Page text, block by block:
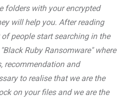
folders with your encrypted
will help you. After reading
people start searching in the
Ruby Ransomware" where
recommendation and
to realise that we are the
on your files and we are the